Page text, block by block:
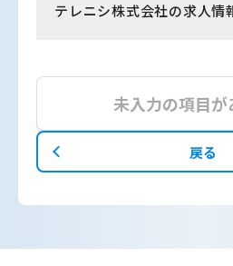
テレニシ株式会社の求人情
未入力の項目が
戻る